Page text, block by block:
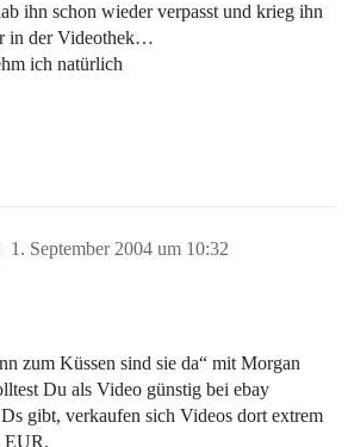
ihn schon wieder verpasst und krieg ihn
in der Videothek…
ich natürlich
1. September 2004 um 10:32
zum Küssen sind sie da“ mit Morgan
Du als Video günstig bei ebay
gibt, verkaufen sich Videos dort extrem
EUR.